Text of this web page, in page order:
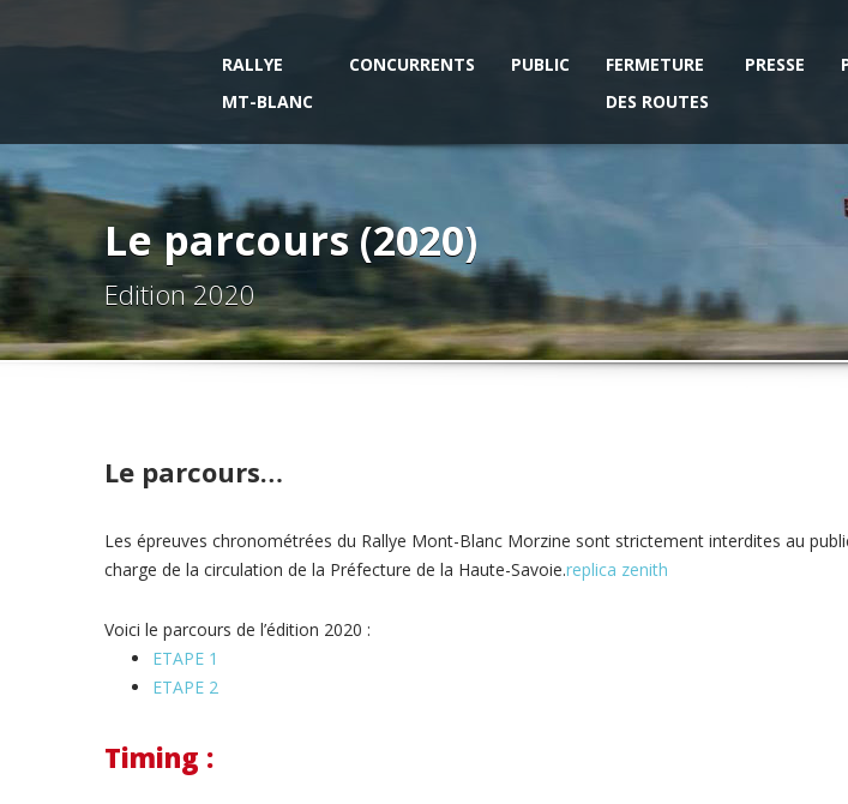
RALLYE
MT-BLANC
CONCURRENTS PUBLIC
FERMETURE
DES ROUTES
PRESSE
Le parcours (2020)
Edition 2020
Le parcours…
Les épreuves chronométrées du Rallye Mont-Blanc Morzine sont strictement interdites au
charge de la circulation de la Préfecture de la Haute-Savoie.replica zenith
Voici le parcours de l’édition 2020 :
ETAPE 1
ETAPE 2
Timing :